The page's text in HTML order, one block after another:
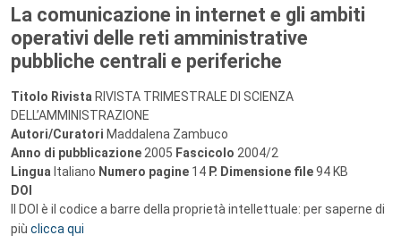
La comunicazione in internet e gli ambiti
operativi delle reti amministrative
pubbliche centrali e periferiche
Titolo Rivista RIVISTA TRIMESTRALE DI SCIENZA
DELL’AMMINISTRAZIONE
Autori/Curatori Maddalena Zambuco
Anno di pubblicazione 2005 Fascicolo 2004/2
Lingua Italiano Numero pagine 14 P. Dimensione file94 KB
DOI
Il DOI è il codice a barre della proprietà intellettuale: per saperne di
più clicca qui